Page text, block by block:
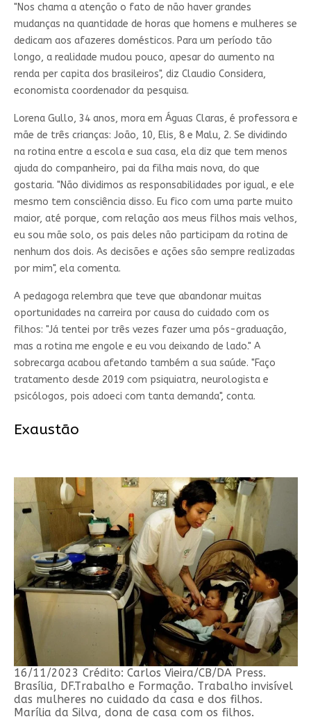
"Nos chama a atenção o fato de não haver grandes
mudanças na quantidade de horas que homens e mulheres se
dedicam aos afazeres domésticos. Para um período tão
longo, a realidade mudou pouco, apesar do aumento na
renda per capita dos brasileiros", diz Claudio Considera,
economista coordenador da pesquisa.
Lorena Gullo, 34 anos, mora em Águas Claras, é professora e
mãe de três crianças: João, 10, Elis, 8 e Malu, 2. Se dividindo
na rotina entre a escola e sua casa, ela diz que tem menos
ajuda do companheiro, pai da filha mais nova, do que
gostaria. "Não dividimos as responsabilidades por igual, e ele
mesmo tem consciência disso. Eu fico com uma parte muito
maior, até porque, com relação aos meus filhos mais velhos,
eu sou mãe solo, os pais deles não participam da rotina de
nenhum dos dois. As decisões e ações são sempre realizadas
por mim", ela comenta.
A pedagoga relembra que teve que abandonar muitas
oportunidades na carreira por causa do cuidado com os
filhos: "Já tentei por três vezes fazer uma pós-graduação,
mas a rotina me engole e eu vou deixando de lado." A
sobrecarga acabou afetando também a sua saúde. "Faço
tratamento desde 2019 com psiquiatra, neurologista e
psicólogos, pois adoeci com tanta demanda", conta.
Exaustão
16/11/2023 Crédito: Carlos Vieira/CB/DA Press.
Brasília, DF.Trabalho e Formação. Trabalho invisível
das mulheres no cuidado da casa e dos filhos.
Marília da Silva, dona de casa com os filhos.